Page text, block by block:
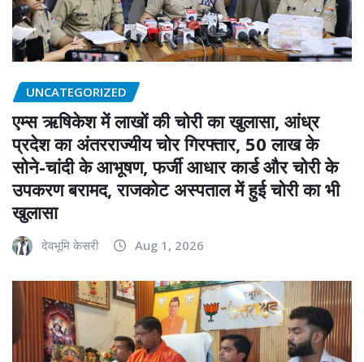
UNCATEGORIZED
एम्स ऋषिकेश में लाखों की चोरी का खुलासा, आंध्र
प्रदेश का अंतरराज्यीय चोर गिरफ्तार, 50 लाख के
सोने-चांदी के आभूषण, फर्जी आधार कार्ड और चोरी के
उपकरण बरामद, राजकोट अस्पताल में हुई चोरी का भी
खुलासा
देवभूमि केसरी Aug 1, 2026